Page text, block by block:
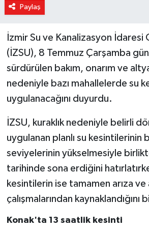
Paylaş
İzmir Su ve Kanalizasyon İdaresi
(İZSU), 8 Temmuz Çarşamba
sürdürülen bakım, onarım ve
nedeniyle bazı mahallelerde su
uygulanacağını duyurdu.
İZSU, kuraklık nedeniyle belirli
uygulanan planlı su kesintilerinin
seviyelerinin yükselmesiyle
tarihinde sona erdiğini
kesintilerin ise tamamen arıza ve
çalışmalarından kaynaklandığını
Konak'ta 13 saatlik kesinti
Spor